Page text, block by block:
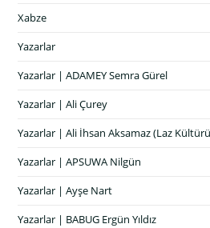
Xabze
Yazarlar
Yazarlar | ADAMEY Semra Gürel
Yazarlar | Ali Çurey
Yazarlar | Ali İhsan Aksamaz (Laz
Yazarlar | APSUWA Nilgün
Yazarlar | Ayşe Nart
Yazarlar | BABUG Ergün Yıldız